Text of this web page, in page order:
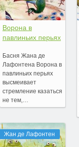
Ворона в
павлиньих перьях
Басня Жана де
Лафонтена Ворона в
павлиньих перьях
высмеивает
стремление казаться
не тем,…
Жан де Лафонтен